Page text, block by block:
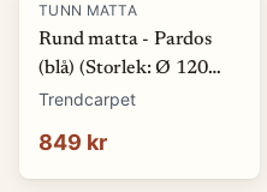
TUNN MATTA
Rund matta - Pardos
(blå) (Storlek: Ø 120
cm)
Trendcarpet
849 kr